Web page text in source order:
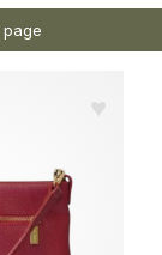
♥︎